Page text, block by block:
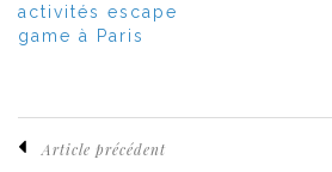
activités escape
game à Paris
Article précédent